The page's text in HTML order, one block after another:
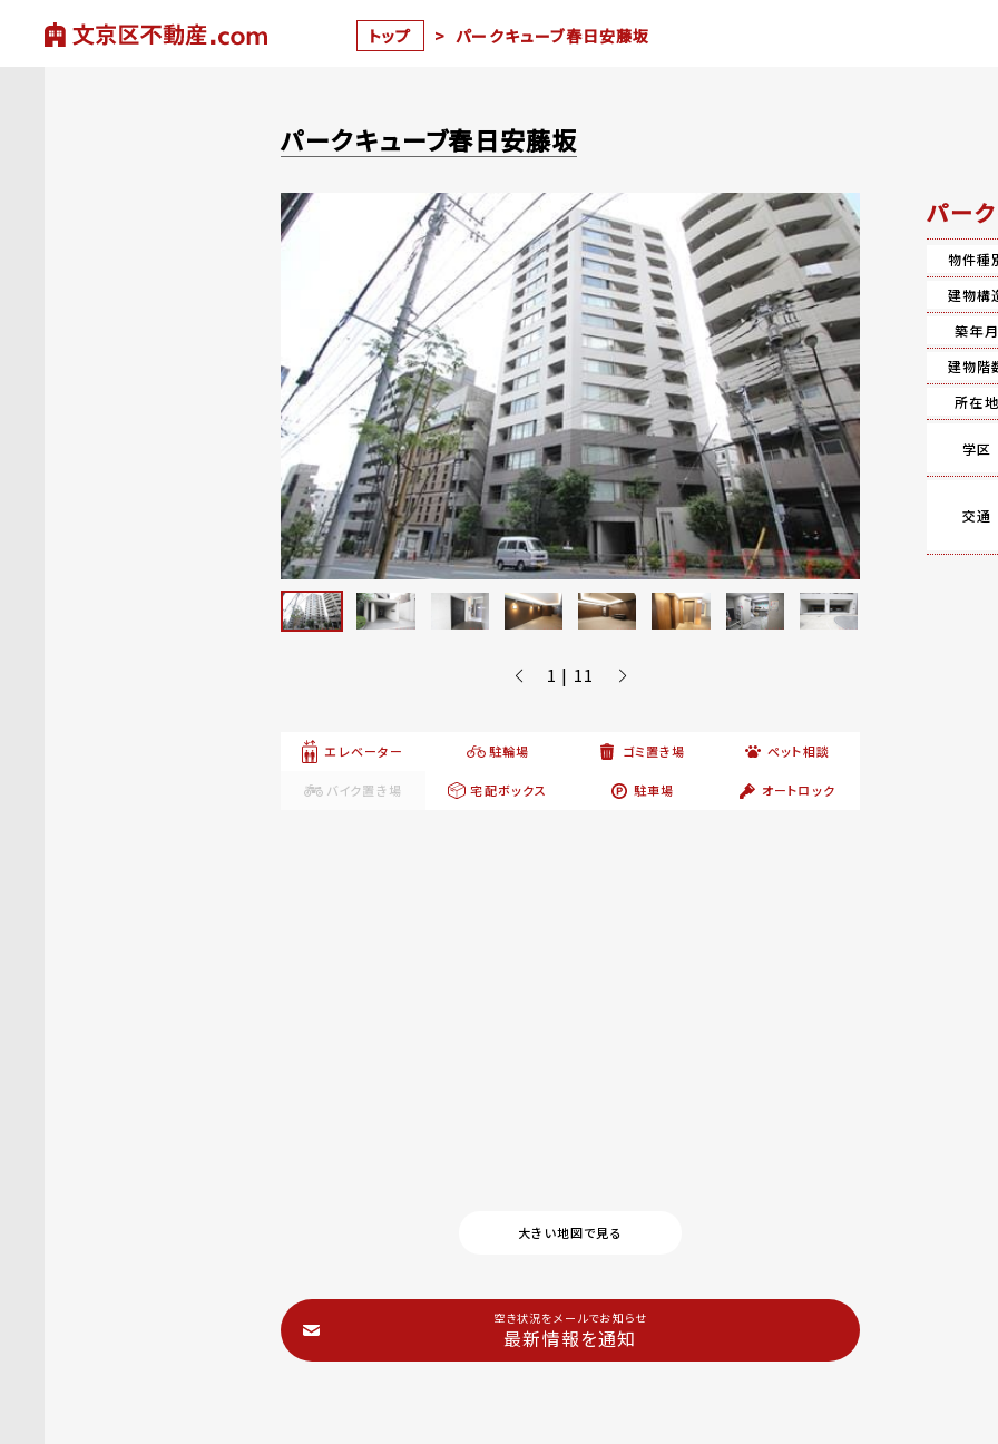
トップ > パークキューブ春日安藤坂
パークキューブ春日安藤坂
1 | 11
エレベーター 駐輪場 ゴミ置き場 ペット相談
バイク置き場 宅配ボックス 駐車場 オートロック
大きい地図で見る
空き状況をメールでお知らせ
最新情報を通知
パー
物件種
建物構
築年月
建物階
所在地
学区
交通